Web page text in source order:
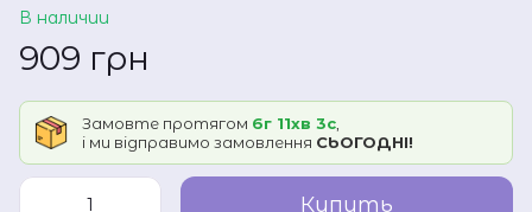
В наличии
909 грн
Замовте протягом 6г 11хв 3с
і ми відправимо замовлення СЬОГОДНІ!
Купить